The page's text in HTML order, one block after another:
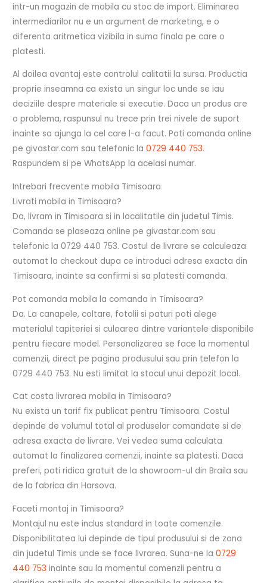
intr-un magazin de mobila cu stoc de import. Eliminarea
intermediarilor nu e un argument de marketing, e o
diferenta aritmetica vizibila in suma finala pe care o
platesti.
Al doilea avantaj este controlul calitatii la sursa. Productia
proprie inseamna ca exista un singur loc unde se iau
deciziile despre materiale si executie. Daca un produs are
o problema, raspunsul nu trece prin trei nivele de suport
inainte sa ajunga la cel care l-a facut. Poti comanda online
pe givastar.com sau telefonic la0729 440 753.
Raspundem si pe WhatsApp la acelasi numar.
Intrebari frecvente mobila Timisoara
Livrati mobila in Timisoara?
Da, livram in Timisoara si in localitatile din judetul Timis.
Comanda se plaseaza online pe givastar.com sau
telefonic la 0729 440 753. Costul de livrare se calculeaza
automat la checkout dupa ce introduci adresa exacta din
Timisoara, inainte sa confirmi si sa platesti comanda.
Pot comanda mobila la comanda in Timisoara?
Da. La canapele, coltare, fotolii si paturi poti alege
materialul tapiteriei si culoarea dintre variantele disponibile
pentru fiecare model. Personalizarea se face la momentul
comenzii, direct pe pagina produsului sau prin telefon la
0729 440 753. Nu esti limitat la stocul unui depozit local.
Cat costa livrarea mobila in Timisoara?
Nu exista un tarif fix publicat pentru Timisoara. Costul
depinde de volumul total al produselor comandate si de
adresa exacta de livrare. Vei vedea suma calculata
automat la finalizarea comenzii, inainte sa platesti. Daca
preferi, poti ridica gratuit de la showroom-ul din Braila sau
de la fabrica din Harsova.
Faceti montaj in Timisoara?
Montajul nu este inclus standard in toate comenzile.
Disponibilitatea lui depinde de tipul produsului si de zona
din judetul Timis unde se face livrarea. Suna-ne la0729
440 753 inainte sau la momentul comenzii pentru a